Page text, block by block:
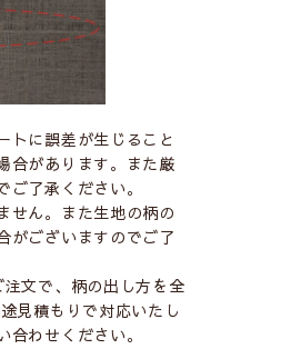
－キャベジズ＆ロ
トに誤差が生じること
合があります。また厳
了承ください。
せん。また生地の柄の
がございますのでご了
文で、柄の出し方を全
見積もりで対応いたし
わせください。